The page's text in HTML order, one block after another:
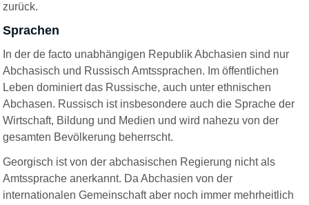
zurück.
Sprachen
In der de facto unabhängigen Republik Abchasien sind nur
Abchasisch und Russisch Amtssprachen. Im öffentlichen
Leben dominiert das Russische, auch unter ethnischen
Abchasen. Russisch ist insbesondere auch die Sprache der
Wirtschaft, Bildung und Medien und wird nahezu von der
gesamten Bevölkerung beherrscht.
Georgisch ist von der abchasischen Regierung nicht als
Amtssprache anerkannt. Da Abchasien von der
internationalen Gemeinschaft aber noch immer mehrheitlich